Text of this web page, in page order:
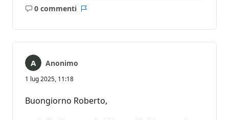
0 commenti
Nessun
Anonimo
1 lug 2025, 11:18
Buongiorno Roberto,